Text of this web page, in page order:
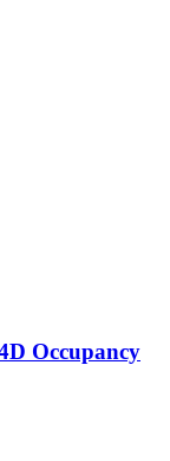
Occupancy